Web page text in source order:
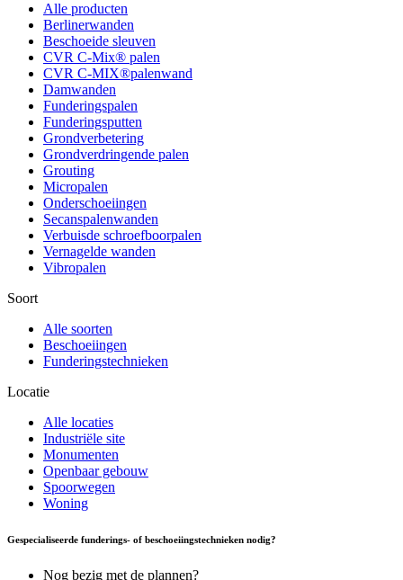
Alle producten
Berlinerwanden
Beschoeide sleuven
CVR C-Mix® palen
CVR C-MIX®palenwand
Damwanden
Funderingspalen
Funderingsputten
Grondverbetering
Grondverdringende palen
Grouting
Micropalen
Onderschoeiingen
Secanspalenwanden
Verbuisde schroefboorpalen
Vernagelde wanden
Vibropalen
Soort
Alle soorten
Beschoeiingen
Funderingstechnieken
Locatie
Alle locaties
Industriële site
Monumenten
Openbaar gebouw
Spoorwegen
Woning
Gespecialiseerde funderings- of beschoeiingstechnieken nodig?
Nog bezig met de plannen?